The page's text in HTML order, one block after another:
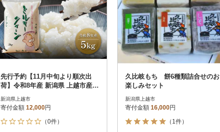
先行予約【11月中旬より順次出
荷】令和8年産 新潟県 上越市産
新潟県上越市
寄付金額 12,000円
（0件）
久比岐もち 餅6種類詰合せのお
楽しみセット
新潟県上越市
寄付金額 16,000円
（1件）